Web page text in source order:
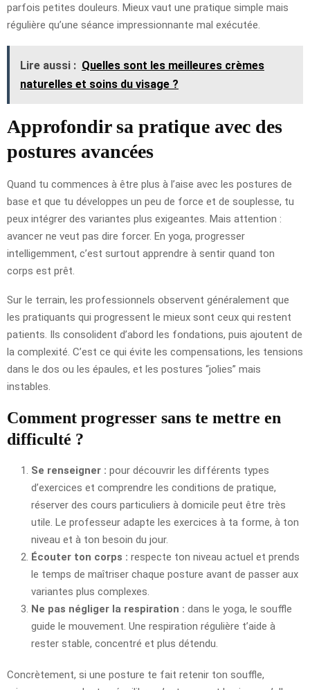
parfois petites douleurs. Mieux vaut une pratique simple mais
régulière qu’une séance impressionnante mal exécutée.
Lire aussi : Quelles sont les meilleures crèmes
naturelles et soins du visage ?
Approfondir sa pratique avec des
postures avancées
Quand tu commences à être plus à l’aise avec les postures de
base et que tu développes un peu de force et de souplesse, tu
peux intégrer des variantes plus exigeantes. Mais attention :
avancer ne veut pas dire forcer. En yoga, progresser
intelligemment, c’est surtout apprendre à sentir quand ton
corps est prêt.
Sur le terrain, les professionnels observent généralement que
les pratiquants qui progressent le mieux sont ceux qui restent
patients. Ils consolident d’abord les fondations, puis ajoutent de
la complexité. C’est ce qui évite les compensations, les tensions
dans le dos ou les épaules, et les postures “jolies” mais
instables.
Comment progresser sans te mettre en
difficulté ?
Se renseigner : pour découvrir les différents types
d’exercices et comprendre les conditions de pratique,
réserver des cours particuliers à domicile peut être très
utile. Le professeur adapte les exercices à ta forme, à ton
niveau et à ton besoin du jour.
Écouter ton corps : respecte ton niveau actuel et prends
le temps de maîtriser chaque posture avant de passer aux
variantes plus complexes.
Ne pas négliger la respiration : dans le yoga, le souffle
guide le mouvement. Une respiration régulière t’aide à
rester stable, concentré et plus détendu.
Concrètement, si une posture te fait retenir ton souffle,